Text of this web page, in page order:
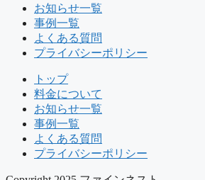
お知らせ一覧
事例一覧
よくある質問
プライバシーポリシー
トップ
料金について
お知らせ一覧
事例一覧
よくある質問
プライバシーポリシー